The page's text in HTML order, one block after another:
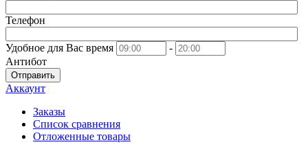
Телефон
Удобное для Вас время
-
Антибот
Отправить
Аккаунт
Заказы
Список сравнения
Отложенные товары